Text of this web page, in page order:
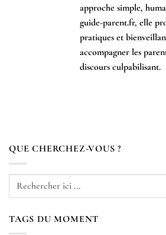
approche simple,
guide-parent.fr, elle
pratiques et
accompagner les
discours culpabilisant.
QUE CHERCHEZ-VOUS ?
TAGS DU MOMENT